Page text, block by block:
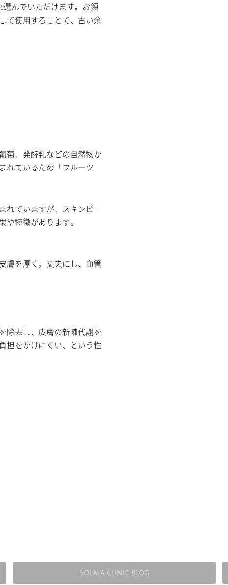
んでいただけます。お顔
て使用することで、古い余
萄、発酵乳などの自然物か
れているため「フルーツ
れていますが、スキンピー
や特徴があります。
膚を厚く，丈夫にし、血管
除去し、皮膚の新陳代謝を
担をかけにくい、という性
Solala Clinic Blog